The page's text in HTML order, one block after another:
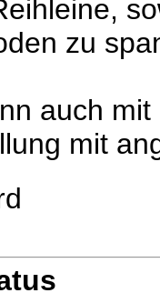
zu
auch
mit